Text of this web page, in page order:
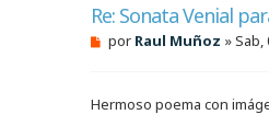
Re: Sonata Venial
M
e
a
por Raul Muñoz »Sab,
Hermoso poema con